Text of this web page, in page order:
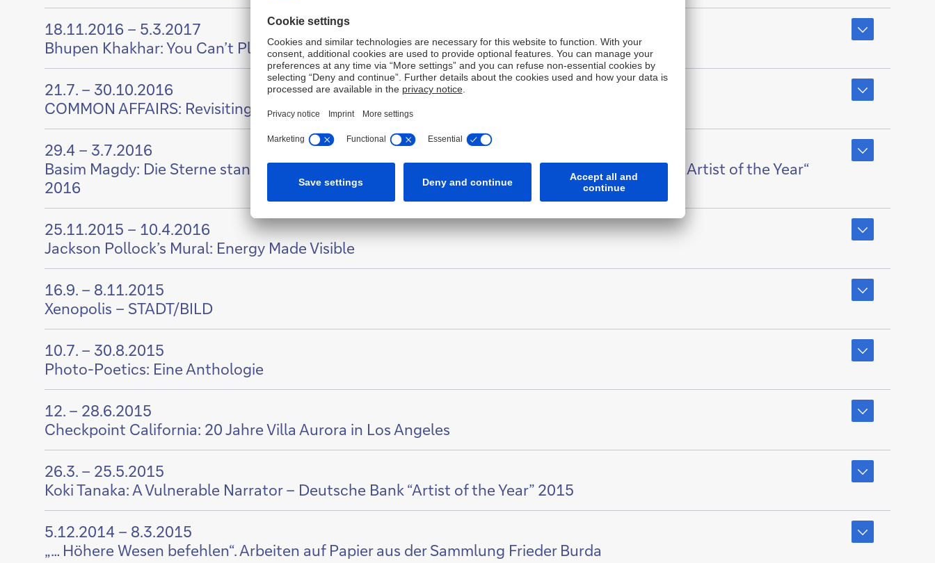
Zeige
Inhalt
von
18.11.2016 – 5.3.2017
Bhupen Khakhar: You Can’t Please All
Zeige
Inhalt
von
21.7. – 30.10.2016
COMMON AFFAIRS: Revisiting the VIEWS Award – Zeitgenössische Kunst aus Polen
Zeige
Inhalt
von
29.4 – 3.7.2016
Basim Magdy: Die Sterne standen gut für ein Jahrhundert des Neubeginns – Deutsche Bank „Artist of the Year“
2016
Zeige
Inhalt
von
25.11.2015 – 10.4.2016
Jackson Pollock’s Mural: Energy Made Visible
Zeige
Inhalt
von
16.9. – 8.11.2015
Xenopolis – STADT/BILD
Zeige
Inhalt
von
10.7. – 30.8.2015
Photo-Poetics: Eine Anthologie
Zeige
Inhalt
von
12. – 28.6.2015
Checkpoint California: 20 Jahre Villa Aurora in Los Angeles
Zeige
Inhalt
von
26.3. – 25.5.2015
Koki Tanaka: A Vulnerable Narrator – Deutsche Bank “Artist of the Year” 2015
Zeige
Inhalt
von
5.12.2014 – 8.3.2015
„… Höhere Wesen befehlen“. Arbeiten auf Papier aus der Sammlung Frieder Burda